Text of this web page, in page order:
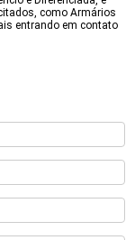
como Armários
entrando em contato